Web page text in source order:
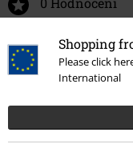
Shopping
Please click
International
Podělte se o váš
Tumbled Nappa".